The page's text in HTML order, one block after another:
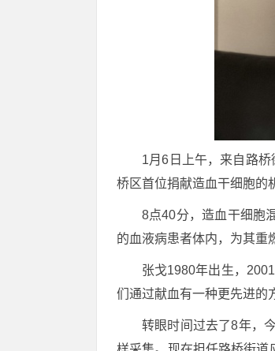
1月6日上午，来自路
桥区首位捐献造血干细胞的
8点40分，造血干细胞
的血液病患者体内，为其重
张戈1980年出生，
们通过献血有一种更先进的
转眼时间过去了8年，